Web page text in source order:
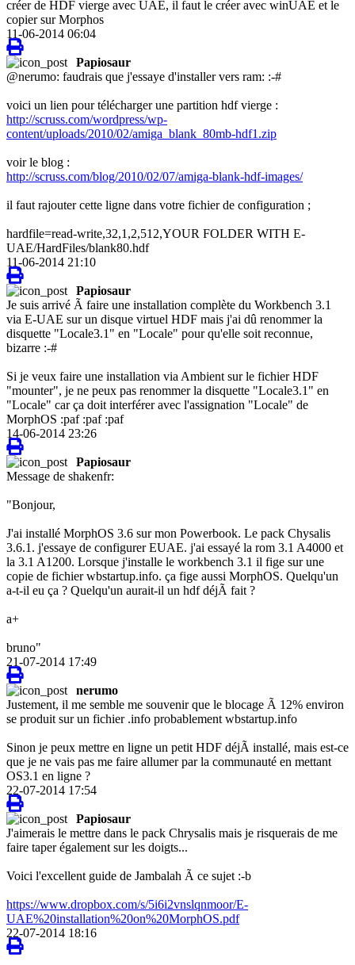
créer de HDF vierge avec UAE, il faut le créer avec winUAE et le
copier sur Morphos
11-06-2014 06:04
Papiosaur
@nerumo: faudrais que j'essaye d'installer vers ram: :-#
voici un lien pour télécharger une partition hdf vierge :
http://scruss.com/wordpress/wp-
content/uploads/2010/02/amiga_blank_80mb-hdf1.zip
voir le blog :
http://scruss.com/blog/2010/02/07/amiga-blank-hdf-images/
il faut rajouter cette ligne dans votre fichier de configuration ;
hardfile=read-write,32,1,2,512,YOUR FOLDER WITH E-
UAE/HardFiles/blank80.hdf
11-06-2014 21:10
Papiosaur
Je suis arrivé Ã faire une installation complète du Workbench 3.1
via E-UAE sur un disque virtuel HDF mais j'ai dû renommer la
disquette "Locale3.1" en "Locale" pour qu'elle soit reconnue,
bizarre :-#
Si je veux faire une installation via Ambient sur le fichier HDF
"mounter", je ne peux pas renommer la disquette "Locale3.1" en
"Locale" car ça doit interférer avec l'assignation "Locale" de
MorphOS :paf :paf :paf
14-06-2014 23:26
Papiosaur
Message de shakenfr:
"Bonjour,
J'ai installé MorphOS 3.6 sur mon Powerbook. Le pack Chysalis
3.6.1. j'essaye de configurer EUAE. j'ai essayé la rom 3.1 A4000 et
la 3.1 A1200. Lorsque j'installe le workbench 3.1 il fige sur une
copie de fichier wbstartup.info. ça fige aussi MorphOS. Quelqu'un
a-t-il eu ça ? Quelqu'un aurait-il un hdf déjÃ fait ?
a+
bruno"
21-07-2014 17:49
nerumo
Justement, il me semble me souvenir que le blocage Ã 12% environ
se produit sur un fichier .info probablement wbstartup.info
Sinon je peux mettre en ligne un petit HDF déjÃ installé, mais est-ce
que je ne vais pas me faire allumer par la communauté en mettant
OS3.1 en ligne ?
22-07-2014 17:54
Papiosaur
J'aimerais le mettre dans le pack Chrysalis mais je risquerais de me
faire taper également sur les doigts...
Voici l'excellent guide de Jambalah Ã ce sujet :-b
https://www.dropbox.com/s/5i6i2vnslqnmoor/E-
UAE%20installation%20on%20MorphOS.pdf
22-07-2014 18:16